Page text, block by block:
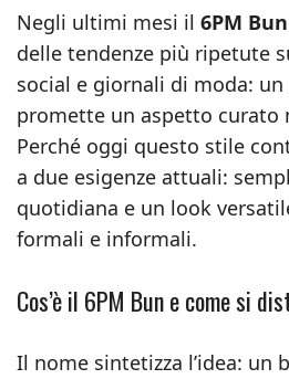
Negli ultimi mesi il 6PM Bun
delle tendenze più ripetute
social e giornali di moda:
promette un aspetto curato
Perché oggi questo stile
a due esigenze attuali:
quotidiana e un look
formali e informali.
Cos’è il 6PM Bun e come si
Il nome sintetizza l’idea: un